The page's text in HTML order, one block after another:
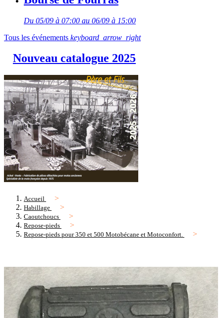
Du 05/09 à 07:00 au 06/09 à 15:00
Tous les événements keyboard_arrow_right
Nouveau catalogue 2025
Accueil
Habillage
Caoutchoucs
Repose-pieds
Repose-pieds pour 350 et 500 Motobécane et Motoconfort.